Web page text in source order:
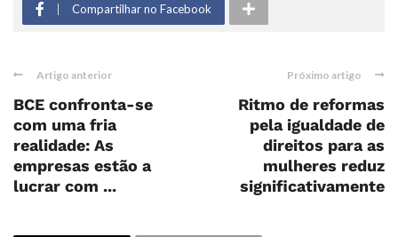
Compartilhar no Facebook
Artigo anterior
BCE confronta-se
com uma fria
realidade: As
empresas estão a
lucrar com ...
Próximo artigo
Ritmo de reformas
pela igualdade de
direitos para as
mulheres reduz
significativamente